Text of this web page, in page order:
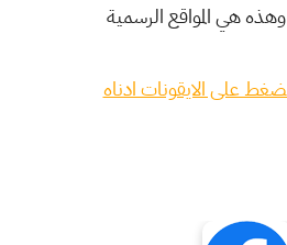
وهذه هي المواقع الرسمية
على الايقونات ادناه